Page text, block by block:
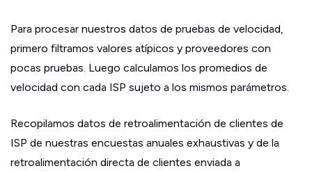
Para procesar nuestros datos de pruebas de velocidad,
primero filtramos valores atípicos y proveedores con
pocas pruebas. Luego calculamos los promedios de
velocidad con cada ISP sujeto a los mismos parámetros.
Recopilamos datos de retroalimentación de clientes de
ISP de nuestras encuestas anuales exhaustivas y de la
retroalimentación directa de clientes enviada a